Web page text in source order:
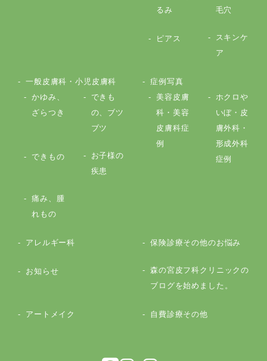
るみ
毛穴
ピアス
スキンケ
ア
一般皮膚科・小児皮膚科
かゆみ、
ざらつき
できも
の、ブツ
ブツ
できもの
お子様の
疾患
痛み、腫
れもの
症例写真
美容皮膚
科・美容
皮膚科症
例
ホクロや
いぼ・皮
膚外科・
形成外科
症例
アレルギー科 保険診療その他のお悩み
お知らせ
森の宮皮フ科クリニックの
ブログを始めました。
アートメイク 自費診療その他